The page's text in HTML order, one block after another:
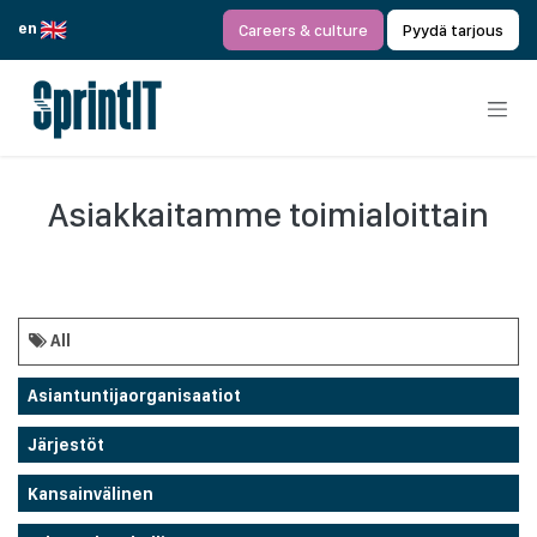
en
Careers & culture Pyydä tarjous
Asiakkaitamme toimialoittain
All
Asiantuntijaorganisaatiot
Järjestöt
Kansainvälinen